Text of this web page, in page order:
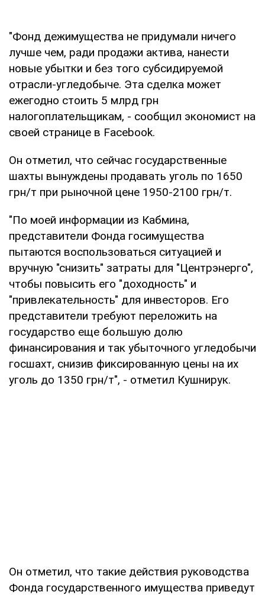
"Фонд дежимущества не придумали ничего
лучше чем, ради продажи актива, нанести
новые убытки и без того субсидируемой
отрасли-угледобыче. Эта сделка может
ежегодно стоить 5 млрд грн
налогоплательщикам, - сообщил экономист на
своей странице в Facebook.
Он отметил, что сейчас государственные
шахты вынуждены продавать уголь по 1650
грн/т при рыночной цене 1950-2100 грн/т.
"По моей информации из Кабмина,
представители Фонда госимущества
пытаются воспользоваться ситуацией и
вручную "снизить" затраты для "Центрэнерго",
чтобы повысить его "доходность" и
"привлекательность" для инвесторов. Его
представители требуют переложить на
государство еще большую долю
финансирования и так убыточного угледобычи
госшахт, снизив фиксированную цены на их
уголь до 1350 грн/т", - отметил Кушнирук.
Он отметил, что такие действия руководства
Фонда государственного имущества приведут